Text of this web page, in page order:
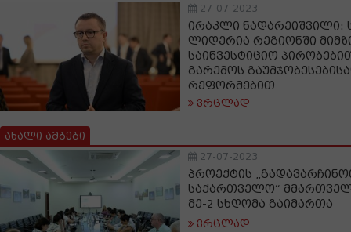
27-07-2023
ირაკლი ნადარეიშვილი:
ლიდერია რეგიონში
საინვესტიციო
გარემოს
რეფორმებით
ვრცლად
ახალი ამბები
27-07-2023
პროექტის
საქართველო“
მე-2 სხდომა გაიმართა
ვრცლად